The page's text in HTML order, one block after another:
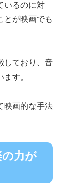
いるのに対
とが映画でも
しており、音
す。
映画的な手法
力が